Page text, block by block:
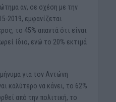
αν, σε σχέση με την
2019, εμφανίζεται
το 45% απαντά ότι είναι
ίδιο, ενώ το 20% εκτιμά
για τον Αντώνη
καλύτερο να κάνει, το 62%
από την πολιτική, το